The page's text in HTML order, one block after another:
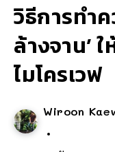
วิธีการทำ
ล้างจาน’
ไมโครเวฟ
Wiroon